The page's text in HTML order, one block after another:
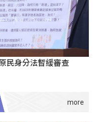
民身分法暫緩審查